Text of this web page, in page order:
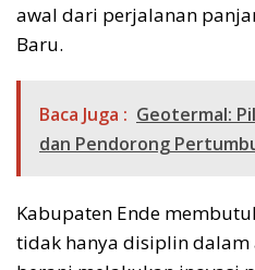
awal dari perjalanan
Baru.
Baca Juga : Geotermal:
dan Pendorong
Kabupaten Ende
tidak hanya disiplin